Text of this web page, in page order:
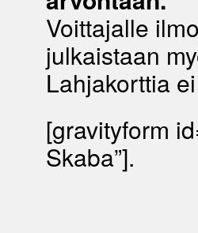
Voittajalle
julkaistaan
Lahjakorttia
[gravityform
Skaba”].